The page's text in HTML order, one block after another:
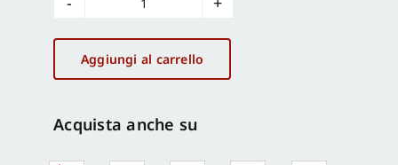
Italia
Nostra
497
gen-
2018
Aggiungi al carrello
Acquista anche su